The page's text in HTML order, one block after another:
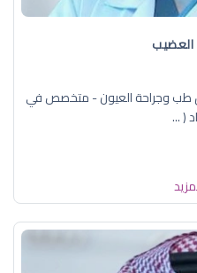
طب وجراحة العيون - متخصص في
( ...